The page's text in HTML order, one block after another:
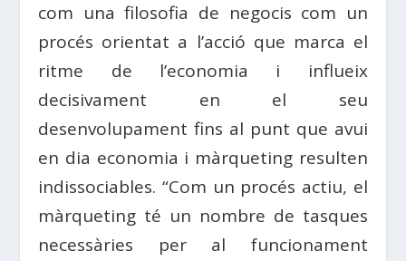
com una filosofia de negocis com un
procés orientat a l’acció que marca el
ritme de l’economia i influeix
decisivament en el seu
desenvolupament fins al punt que avui
en dia economia i màrqueting resulten
indissociables. “Com un procés actiu, el
màrqueting té un nombre de tasques
necessàries per al funcionament